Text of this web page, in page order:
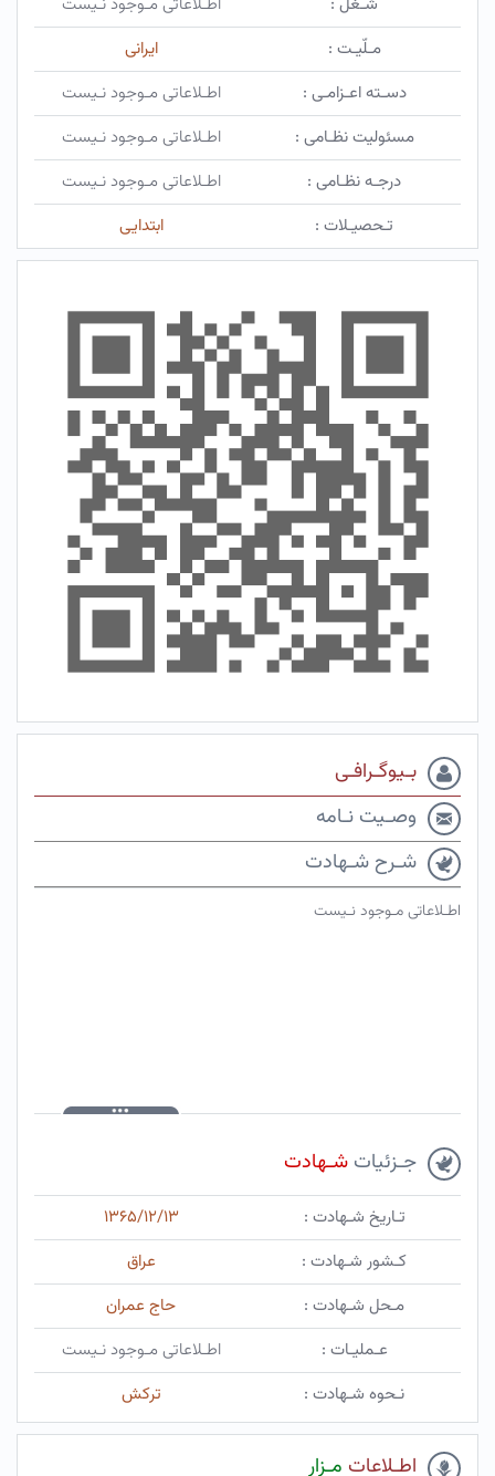
مـلّیـت :
ایرانی
دسـته اعـزامـی :
اطـلاعاتی مـوجود نـیست
مسئولیت نظـامی :
اطـلاعاتی مـوجود نـیست
درجـه نظـامی :
اطـلاعاتی مـوجود نـیست
تـحصیـلات :
ابتدایی
بـیوگـرافـی
وصـیت نـامه
شـرح شـهادت
اطـلاعاتی مـوجود نـیست
جـزئیات شـهادت
تـاریخ شـهادت :
۱۳۶۵/۱۲/۱۳
کـشور شـهادت :
عراق
مـحل شـهادت :
حاج عمران
عـملیـات :
اطـلاعاتی مـوجود نـیست
نـحوه شـهادت :
ترکش
اطـلاعات مـزار